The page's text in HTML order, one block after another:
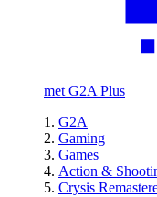
met G2A Plus
G2A
Gaming
Games
Action &
Crysis